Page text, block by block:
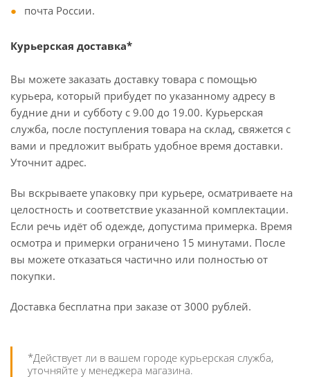
почта России.
Курьерская доставка*
Вы можете заказать доставку товара с помощью
курьера, который прибудет по указанному адресу в
будние дни и субботу с 9.00 до 19.00. Курьерская
служба, после поступления товара на склад, свяжется с
вами и предложит выбрать удобное время доставки.
Уточнит адрес.
Вы вскрываете упаковку при курьере, осматриваете на
целостность и соответствие указанной комплектации.
Если речь идёт об одежде, допустима примерка. Время
осмотра и примерки ограничено 15 минутами. После
вы можете отказаться частично или полностью от
покупки.
Доставка бесплатна при заказе от 3000 рублей.
*Действует ли в вашем городе курьерская служба,
уточняйте у менеджера магазина.